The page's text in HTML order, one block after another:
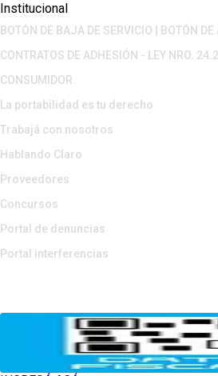
Institucional
BOTÓN DE BAJA DE SERVICIO | BOTÓN
CONTRATOS DE ADHESIÓN - LEY NRO.
CONSUMIDOR
La portabilidad es tu derecho
Trabajá con nosotros
Hablando Claro
Proveedores
Concursos
Portal de denuncias
Portal interferencias